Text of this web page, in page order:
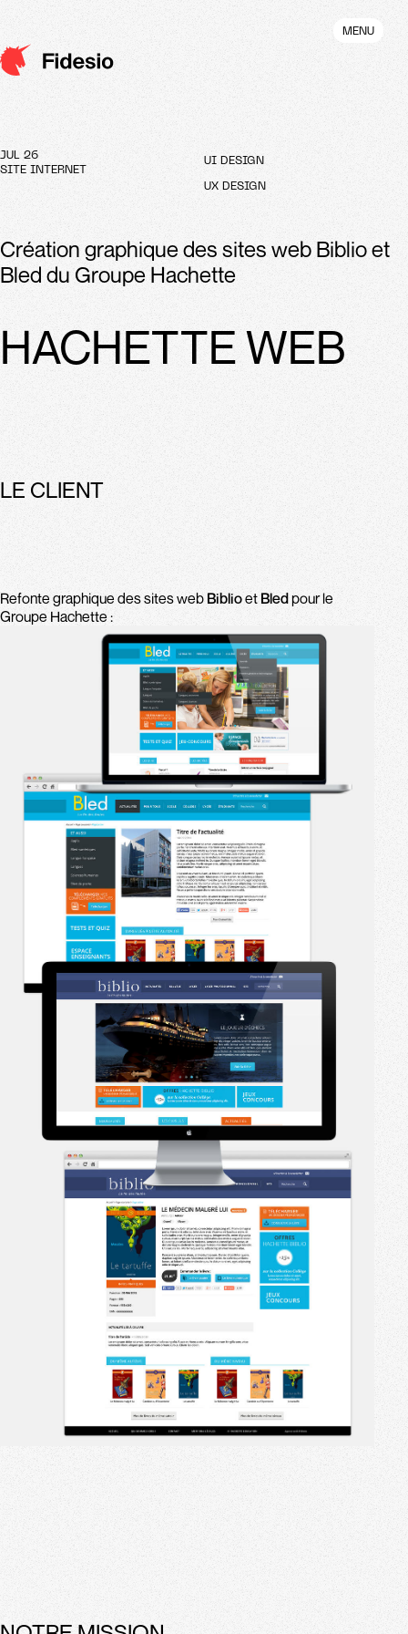
contenu
principal
MENU
JUL 26
SITE INTERNET
UI DESIGN
UX DESIGN
Création graphique des sites web Biblio et
Bled du Groupe Hachette
HACHETTE WEB
LE CLIENT
Refonte graphique des sites web Biblioet Bledpour le
Groupe Hachette :